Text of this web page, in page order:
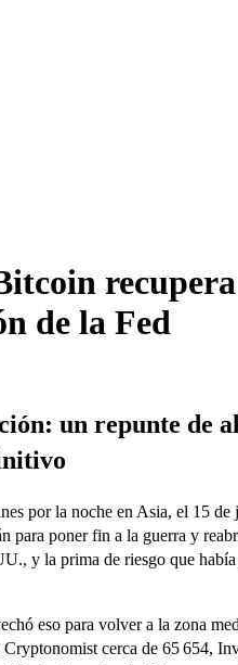
de la Fed
un repunte de
por la noche en Asia, el 15
para poner fin a la guerra y
y la prima de riesgo que
eso para volver a la zona
cerca de 65 654,